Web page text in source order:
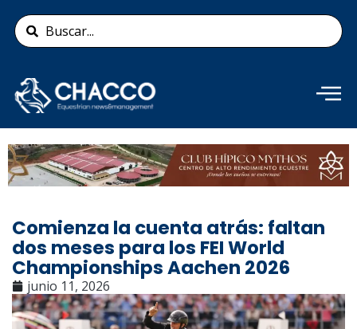
contenido
Search
...
Añade aquí tu texto de
cabecera
Comienza la cuenta atrás: faltan
dos meses para los FEI World
Championships Aachen 2026
junio 11, 2026